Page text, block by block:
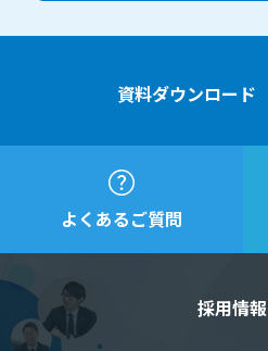
資料ダウンロード
よくあるご質問
採用情報